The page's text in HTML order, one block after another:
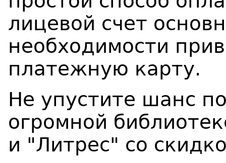
лицевой счет
необходимости
платежную карту.
Не упустите шанс
огромной
и "Литрес" со